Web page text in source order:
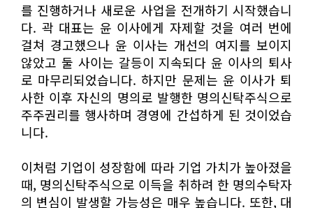
를 진행하거나 새로운 사업을 전개하기 시작했습니
다. 곽 대표는 윤 이사에게 자제할 것을 여러 번에
걸쳐 경고했으나 윤 이사는 개선의 여지를 보이지
않았고 둘 사이는 갈등이 지속되다 윤 이사의 퇴사
로 마무리되었습니다. 하지만 문제는 윤 이사가 퇴
사한 이후 자신의 명의로 발행한 명의신탁주식으로
주주권리를 행사하며 경영에 간섭하게 된 것이었습
니다.
이처럼 기업이 성장함에 따라 기업 가치가 높아졌을
때, 명의신탁주식으로 이득을 취하려 한 명의수탁자
의 변심이 발생할 가능성은 매우 높습니다. 또한, 대